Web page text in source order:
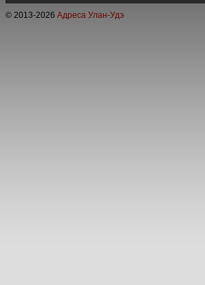
© 2013-2026 Адреса Улан-Удэ